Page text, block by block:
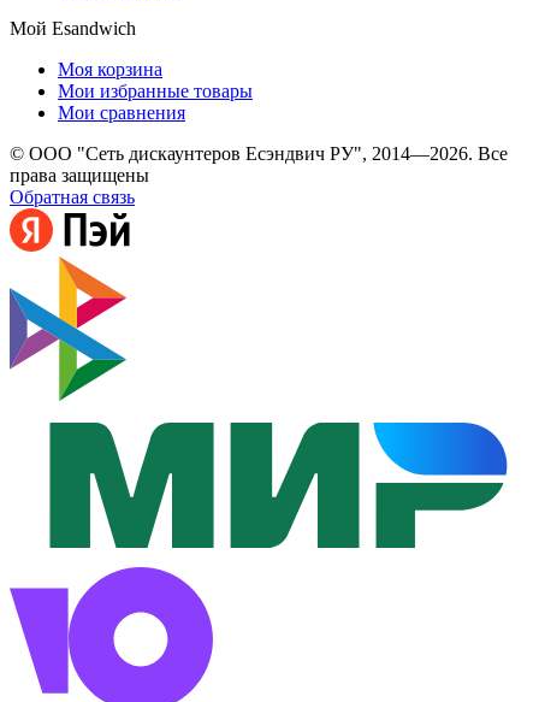
Мой Esandwich
Моя корзина
Мои избранные товары
Мои сравнения
© ООО "Сеть дискаунтеров Есэндвич РУ", 2014—2026. Все
права защищены
Обратная связь